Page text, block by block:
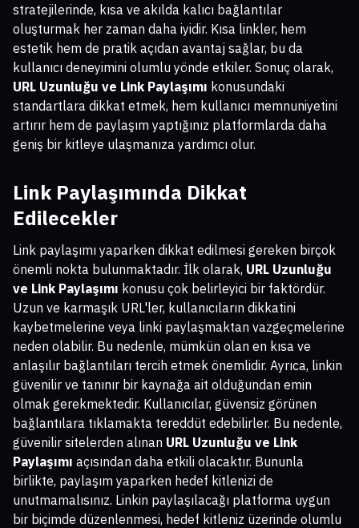
stratejilerinde, kısa ve akılda kalıcı bağlantılar
oluşturmak her zaman daha iyidir. Kısa linkler, hem
estetik hem de pratik açıdan avantaj sağlar, bu da
kullanıcı deneyimini olumlu yönde etkiler. Sonuç olarak,
URL Uzunluğu ve Link Paylaşımı konusundaki
standartlara dikkat etmek, hem kullanıcı memnuniyetini
artırır hem de paylaşım yaptığınız platformlarda daha
geniş bir kitleye ulaşmanıza yardımcı olur.
Link Paylaşımında Dikkat
Edilecekler
Link paylaşımı yaparken dikkat edilmesi gereken birçok
önemli nokta bulunmaktadır. İlk olarak, URL Uzunluğu
ve Link Paylaşımı konusu çok belirleyici bir faktördür.
Uzun ve karmaşık URL'ler, kullanıcıların dikkatini
kaybetmelerine veya linki paylaşmaktan vazgeçmelerine
neden olabilir. Bu nedenle, mümkün olan en kısa ve
anlaşılır bağlantıları tercih etmek önemlidir. Ayrıca, linkin
güvenilir ve tanınır bir kaynağa ait olduğundan emin
olmak gerekmektedir. Kullanıcılar, güvensiz görünen
bağlantılara tıklamakta tereddüt edebilirler. Bu nedenle,
güvenilir sitelerden alınan URL Uzunluğu ve Link
Paylaşımı açısından daha etkili olacaktır. Bununla
birlikte, paylaşım yaparken hedef kitlenizi de
unutmamalısınız. Linkin paylaşılacağı platforma uygun
bir biçimde düzenlenmesi, hedef kitleniz üzerinde olumlu